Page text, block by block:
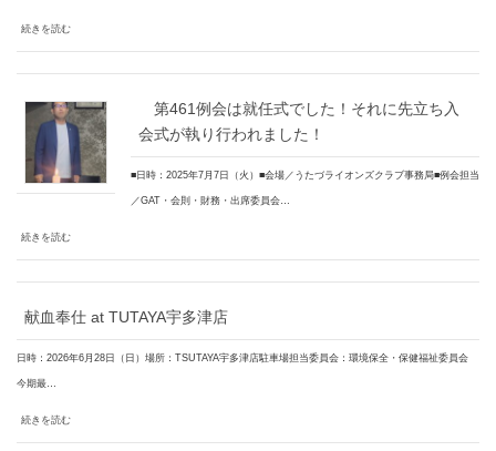
続きを読む
第461例会は就任式でした！それに先立ち入
会式が執り行われました！
■日時：2025年7月7日（火）■会場／うたづライオンズクラブ事務局■例会担当
／GAT・会則・財務・出席委員会…
続きを読む
献血奉仕 at TUTAYA宇多津店
日時：2026年6月28日（日）場所：TSUTAYA宇多津店駐車場担当委員会：環境保全・保健福祉委員会
今期最…
続きを読む